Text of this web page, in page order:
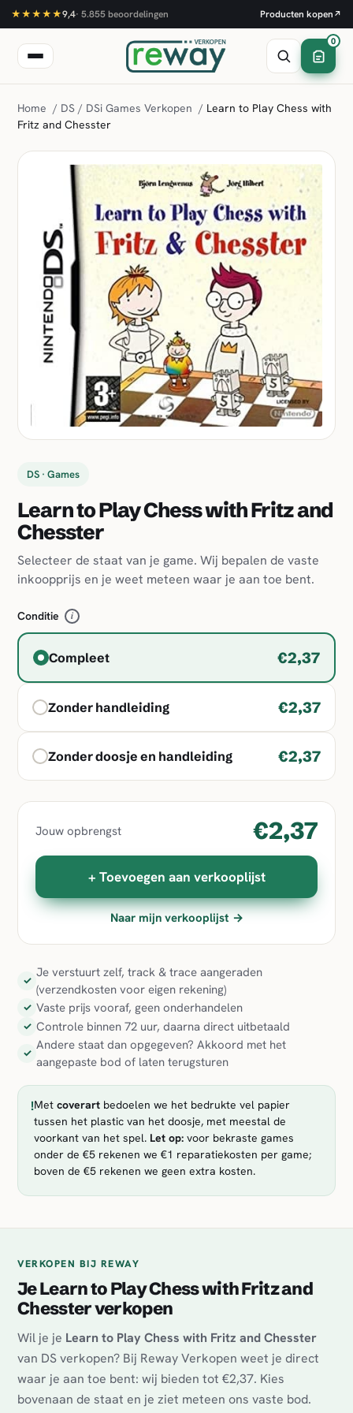
★★★★★9,4· 5.855beoordelingen Producten kopen ↗
0
Home / DS / DSi Games Verkopen / Learn to Play Chess with
Fritz and Chesster
DS · Games
Learn to Play Chess with Fritz and
Chesster
Selecteer de staat van je game. Wij bepalen de vaste
inkoopprijs en je weet meteen waar je aan toe bent.
Conditie i
Compleet €2,37
Zonder handleiding €2,37
Zonder doosje en handleiding €2,37
Jouw opbrengst €2,37
+ Toevoegen aan verkooplijst
Naar mijn verkooplijst →
✓
Je verstuurt zelf, track & trace aangeraden
(verzendkosten voor eigen rekening)
✓ Vaste prijs vooraf, geen onderhandelen
✓ Controle binnen 72 uur, daarna direct uitbetaald
✓
Andere staat dan opgegeven? Akkoord met het
aangepaste bod of laten terugsturen
!Met coverart bedoelen we het bedrukte vel papier
tussen het plastic van het doosje, met meestal de
voorkant van het spel. Let op: voor bekraste games
onder de €5 rekenen we €1 reparatiekosten per game;
boven de €5 rekenen we geen extra kosten.
VERKOPEN BIJ REWAY
Je Learn to Play Chess with Fritz and
Chesster verkopen
Wil je je Learn to Play Chess with Fritz and Chesster
van DS verkopen? Bij Reway Verkopen weet je direct
waar je aan toe bent: wij bieden tot €2,37. Kies
bovenaan de staat en je ziet meteen ons vaste bod.